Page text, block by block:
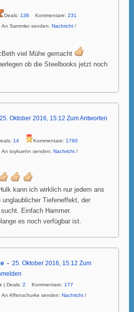
Deals: 138 Kommentare: 231
| An Sammler senden: Nachricht /
viel Mühe gemacht
ob die Steelbooks jetzt noch
25. Oktober 2016, 15:12 Zum Antworten
14 Kommentare: 1760
| An toykuehn senden: Nachricht /
kann ich wirklich nur jedem ans
unglaublicher Tiefeneffekt, der
Einfach Hammer.
es noch verfügbar ist.
25. Oktober 2016, 15:12 Zum
| Deals: 2 Kommentare: 177
| An Affenschurke senden: Nachricht /